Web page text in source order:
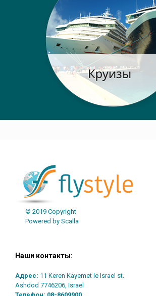
© 2019 Copyright
Powered by Scalla
Наши контакты:
Адрес: 11 Keren Kayemet le Israel st.
Ashdod 7746206, Israel